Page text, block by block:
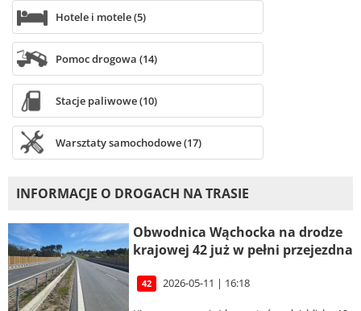
Hotele i motele (5)
Pomoc drogowa (14)
Stacje paliwowe (10)
Warsztaty samochodowe (17)
INFORMACJE O DROGACH NA TRASIE
Obwodnica Wąchocka na drodze
krajowej 42 już w pełni przejezdna
42 2026-05-11 | 16:18